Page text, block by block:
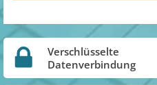
Verschlüsselte
Datenverbindung